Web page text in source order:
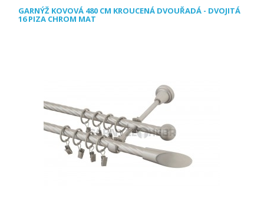
GARNÝŽ KOVOVÁ 480 CM KROUCENÁ DVOUŘADÁ - DVOJITÁ
16 PIZA CHROM MAT